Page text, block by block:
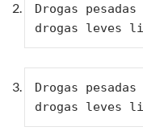
Drogas
drogas leves
Drogas
drogas leves